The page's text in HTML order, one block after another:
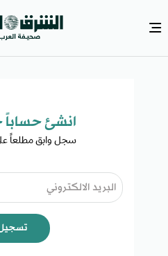
انشئ
سجل وابق مطلعاً على